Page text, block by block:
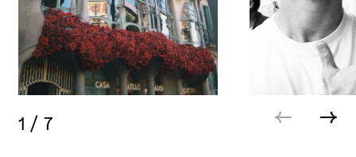
1 /7